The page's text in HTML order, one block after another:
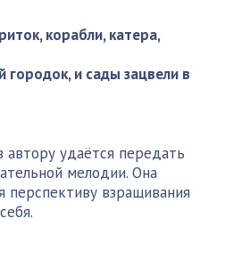
корабли, катера,
городок, и сады зацвели в
удаётся передать
мелодии. Она
перспективу взращивания